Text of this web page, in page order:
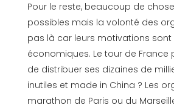
Pour le reste, beaucoup de
possibles mais la volonté des
pas là car leurs motivations
économiques. Le tour de France
de distribuer ses dizaines de
inutiles et made in China ? Les
marathon de Paris ou du